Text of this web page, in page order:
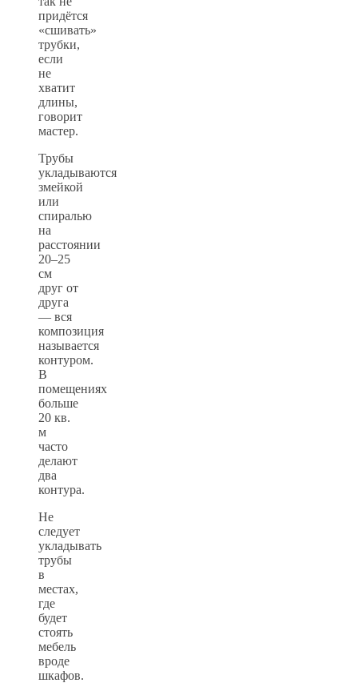
придётся
«сшивать»
трубки,
если
не
хватит
длины,
говорит
мастер.
Трубы
укладываются
змейкой
или
спиралью
на
расстоянии
20–25
см
друг от
друга
— вся
композиция
называется
контуром.
В
помещениях
больше
20 кв.
м
часто
делают
два
контура.
Не
следует
укладывать
трубы
в
местах,
где
будет
стоять
мебель
вроде
шкафов.